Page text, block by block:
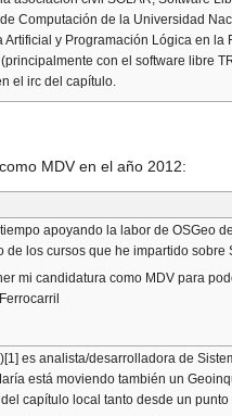
Computación de la Universidad
Artificial y Programación Lógica en
con el software libre
el irc del capítulo.
MDV en el año 2012:
apoyando la labor de OSGeo
de los cursos que he impartido
mi candidatura como MDV para
es analista/desarrolladora de
está moviendo también un
capítulo local tanto desde un